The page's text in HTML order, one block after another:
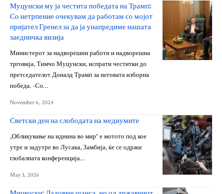
Муцунски му ја честита победата на Трамп:
Со нетрпение очекувам да работам со мојот
пријател Гренел за да ја унапредиме нашата
заедничка визија
Министерот за надворешни работи и надворешна
трговија, Тимчо Муцунски, испрати честитки до
претседателот Доналд Трамп за неговата изборна
победа. -Со…
November 6, 2024
Светски ден на слободата на медиумите
„Обликување на иднина во мир“ е мотото под кое
утре и задутре во Лусака, Замбија, ќе се одржи
глобалната конференција…
May 3, 2026